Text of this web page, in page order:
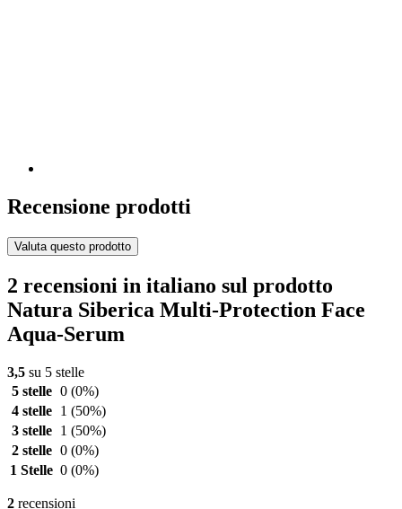
Recensione prodotti
Valuta questo prodotto
2 recensioni in italiano sul prodotto
Natura Siberica Multi-Protection Face
Aqua-Serum
3,5 su 5 stelle
5 stelle 0 (0%)
4 stelle
1 (50%)
3 stelle
1 (50%)
2 stelle 0 (0%)
1 Stelle 0 (0%)
2 recensioni